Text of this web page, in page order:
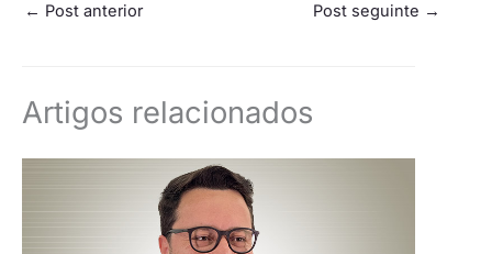
← Post anterior Post seguinte →
Artigos relacionados